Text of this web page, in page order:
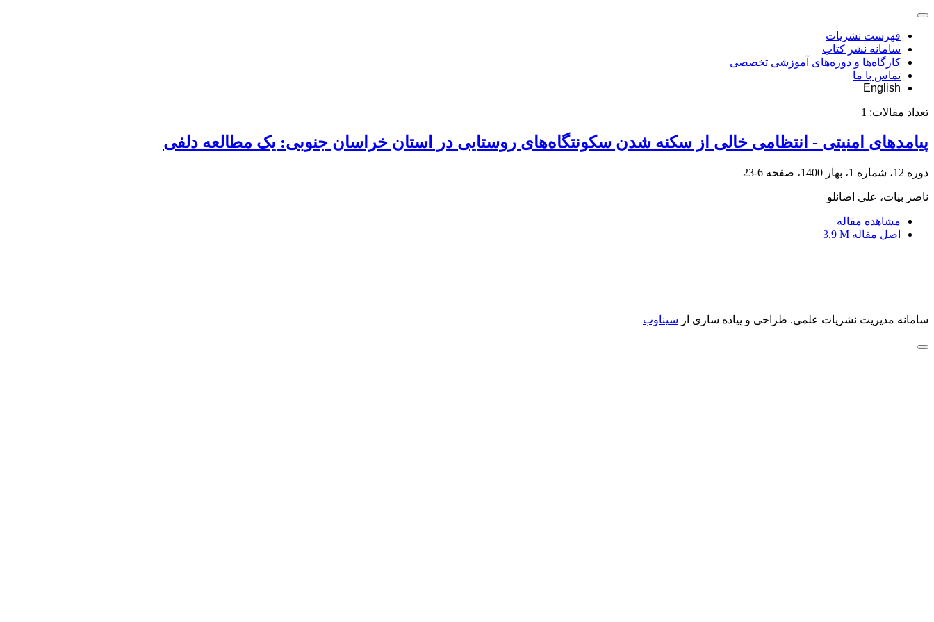
فهرست نشریات
سامانه نشر کتاب
کارگاه‌ها و دوره‌های آموزشی تخصصی
تماس با ما
English
تعداد مقالات: 1
پیامدهای امنیتی - انتظامی خالی از سکنه شدن سکونتگاه‌های روستایی در استان خراسان جنوبی: یک مطالعه دلفی
دوره 12، شماره 1، بهار 1400، صفحه 6-23
ناصر بیات، علی اصانلو
مشاهده مقاله
اصل مقاله 3.9 M
سامانه مدیریت نشریات علمی. طراحی و پیاده سازی از سیناوب